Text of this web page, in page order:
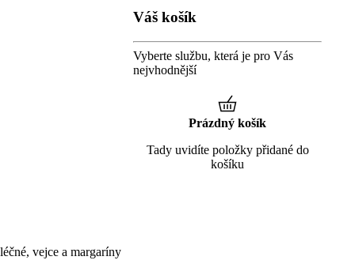
vejce a margaríny
Váš košík
Vyberte službu, která je pro Vás
nejvhodnější
Prázdný košík
Tady uvidíte položky přidané do
košíku